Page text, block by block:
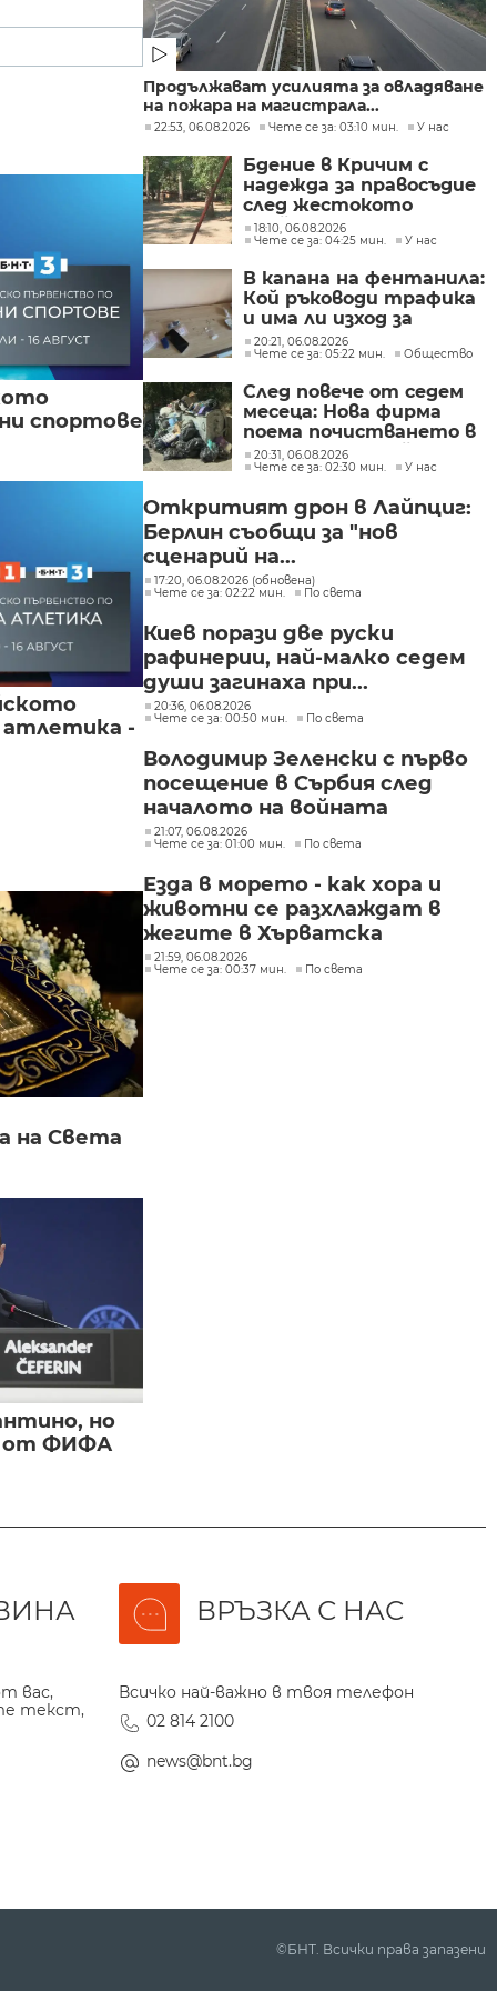
спортове
атлетика -
на Света
но
от ФИФА
Продължават усилията за овладяване
на пожара на магистрала...
22:53, 06.08.2026 Чете се за: 03:10 мин. У нас
Бдение в Кричим с
надежда за правосъдие
след жестокото
убийство на млад мъж
в Пловдив от
18:10, 06.08.2026
Чете се за: 04:25 мин.
У нас
В капана на фентанила:
Кой ръководи трафика
и има ли изход за
пристрастените?
20:21, 06.08.2026
Чете се за: 05:22 мин.
Общество
След повече от седем
месеца: Нова фирма
поема почистването в
столичните райони
"Слатина", "Подуяне" и
20:31, 06.08.2026
Чете се за: 02:30 мин.
У нас
Откритият дрон в Лайпциг:
Берлин съобщи за "нов
сценарий на...
17:20, 06.08.2026 (обновена)
Чете се за: 02:22 мин.
По света
Киев порази две руски
рафинерии, най-малко седем
души загинаха при...
20:36, 06.08.2026
Чете се за: 00:50 мин.
По света
Володимир Зеленски с първо
посещение в Сърбия след
началото на войната
21:07, 06.08.2026
Чете се за: 01:00 мин.
По света
Езда в морето - как хора и
животни се разхлаждат в
жегите в Хърватска
21:59, 06.08.2026
Чете се за: 00:37 мин.
По света
вас,
текст,
ВРЪЗКА С НАС
Всичко най-важно в твоя телефон
02 814 2100
news@bnt.bg
©БНТ. Всички права запазени